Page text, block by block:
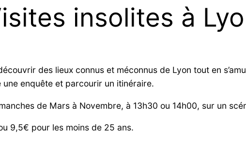
insolites à
des lieux connus et méconnus de Lyon tout en
enquête et parcourir un itinéraire.
de Mars à Novembre, à 13h30 ou 14h00, sur un
9,5€ pour les moins de 25 ans.